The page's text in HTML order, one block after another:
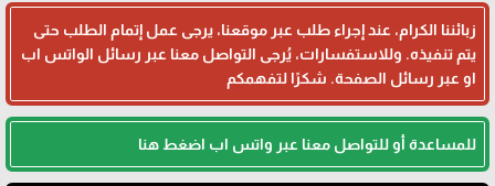
زبائننا الكرام، عند إجراء طلب عبر موقعنا، يرجى عمل إتمام الطلب حتى
يتم تنفيذه. وللاستفسارات، يُرجى التواصل معنا عبر رسائل الواتس اب
او عبر رسائل الصفحة. شكرًا لتفهمكم
للمساعدة أو للتواصل معنا عبر واتس اب اضغط هنا